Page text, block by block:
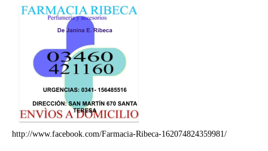
http://www.facebook.com/Farmacia-Ribeca-162074824359981/